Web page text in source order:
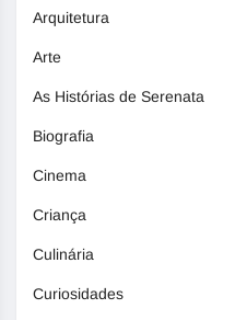
Arquitetura
Arte
As Histórias de Serenata
Biografia
Cinema
Criança
Culinária
Curiosidades